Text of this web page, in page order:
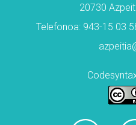
20730
Telefonoa: 943-15 03